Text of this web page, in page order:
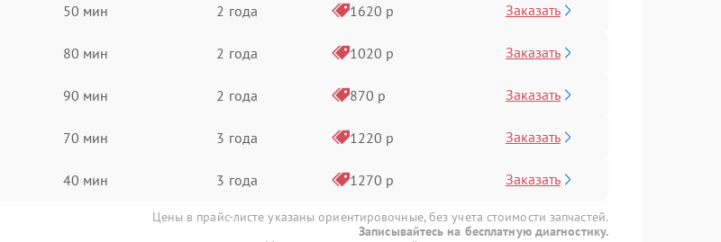
50 мин 2 года 1620 р Заказать
80 мин 2 года 1020 р Заказать
90 мин 2 года 870 р Заказать
70 мин 3 года 1220 р Заказать
40 мин 3 года 1270 р Заказать
Цены в прайс-листе указаны ориентировочные, без учета стоимости запчастей.
Записывайтесь на бесплатную диагностику.